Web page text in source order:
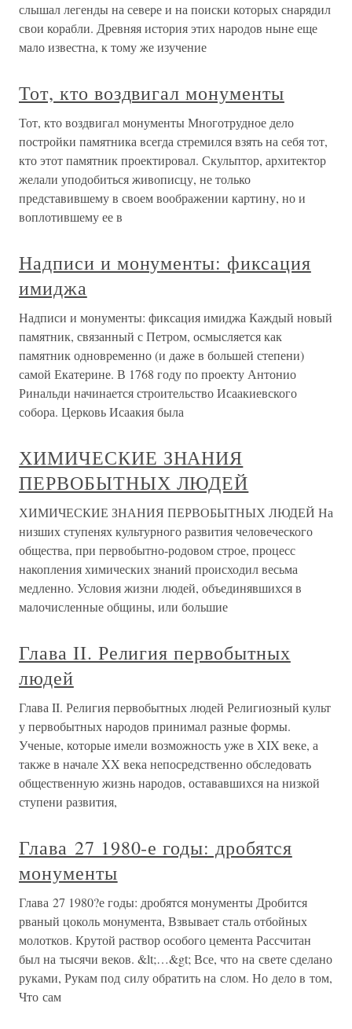
слышал легенды на севере и на поиски которых снарядил
свои корабли. Древняя история этих народов ныне еще
мало известна, к тому же изучение
Тот, кто воздвигал монументы
Тот, кто воздвигал монументы Многотрудное дело
постройки памятника всегда стремился взять на себя тот,
кто этот памятник проектировал. Скульптор, архитектор
желали уподобиться живописцу, не только
представившему в своем воображении картину, но и
воплотившему ее в
Надписи и монументы: фиксация
имиджа
Надписи и монументы: фиксация имиджа Каждый новый
памятник, связанный с Петром, осмысляется как
памятник одновременно (и даже в большей степени)
самой Екатерине. В 1768 году по проекту Антонио
Ринальди начинается строительство Исаакиевского
собора. Церковь Исаакия была
ХИМИЧЕСКИЕ ЗНАНИЯ
ПЕРВОБЫТНЫХ ЛЮДЕЙ
ХИМИЧЕСКИЕ ЗНАНИЯ ПЕРВОБЫТНЫХ ЛЮДЕЙ На
низших ступенях культурного развития человеческого
общества, при первобытно-родовом строе, процесс
накопления химических знаний происходил весьма
медленно. Условия жизни людей, объединявшихся в
малочисленные общины, или большие
Глава II. Религия первобытных
людей
Глава II. Религия первобытных людей Религиозный культ
у первобытных народов принимал разные формы.
Ученые, которые имели возможность уже в XIX веке, а
также в начале XX века непосредственно обследовать
общественную жизнь народов, остававшихся на низкой
ступени развития,
Глава 27 1980‑е годы: дробятся
монументы
Глава 27 1980?е годы: дробятся монументы Дробится
рваный цоколь монумента, Взвывает сталь отбойных
молотков. Крутой раствор особого цемента Рассчитан
был на тысячи веков. &lt;…&gt; Все, что на свете сделано
руками, Рукам под силу обратить на слом. Но дело в том,
Что сам